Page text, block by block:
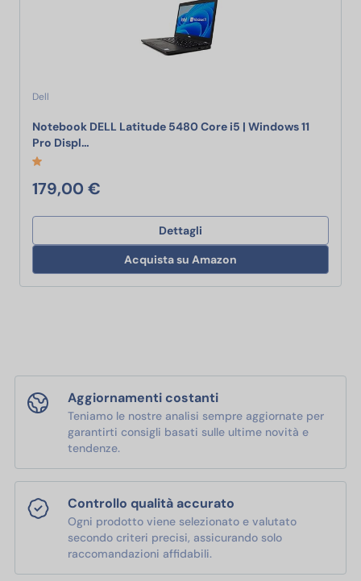
Dell
Notebook DELL Latitude 5480 Core i5 | Windows 11
Pro Displ…
179,00 €
Dettagli
Acquista su Amazon
Aggiornamenti costanti
Teniamo le nostre analisi sempre aggiornate per
garantirti consigli basati sulle ultime novità e
tendenze.
Controllo qualità accurato
Ogni prodotto viene selezionato e valutato
secondo criteri precisi, assicurando solo
raccomandazioni affidabili.